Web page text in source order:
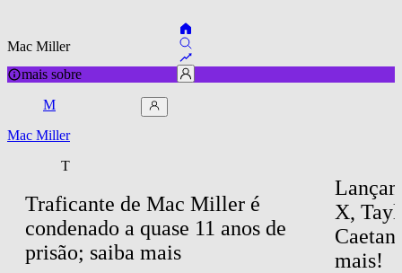
Mac Miller
mais sobre
M
Mac Miller
T
Traficante de Mac Miller é
condenado a quase 11 anos de
prisão; saiba mais
X,
mais!